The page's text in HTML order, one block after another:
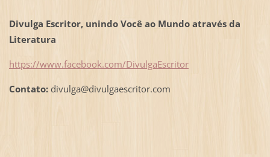
Divulga Escritor, unindo Você ao Mundo através da
Literatura
https://www.facebook.com/DivulgaEscritor
Contato:divulga@divulgaescritor.com